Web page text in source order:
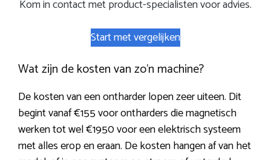
Kom in contact met product-specialisten voor advies.
Start met vergelijken
Wat zijn de kosten van zo’n machine?
De kosten van een ontharder lopen zeer uiteen. Dit
begint vanaf €155 voor ontharders die magnetisch
werken tot wel €1950 voor een elektrisch systeem
met alles erop en eraan. De kosten hangen af van het